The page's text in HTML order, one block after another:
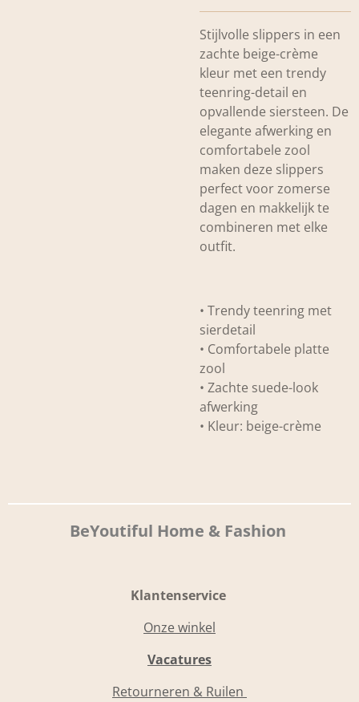
Stijlvolle slippers in een
zachte beige-crème
kleur met een trendy
teenring-detail en
opvallende siersteen. De
elegante afwerking en
comfortabele zool
maken deze slippers
perfect voor zomerse
dagen en makkelijk te
combineren met elke
outfit.
• Trendy teenring met
sierdetail
• Comfortabele platte
zool
• Zachte suede-look
afwerking
• Kleur: beige-crème
BeYoutiful Home & Fashion
Klantenservice
Onze winkel
Vacatures
Retourneren & Ruilen